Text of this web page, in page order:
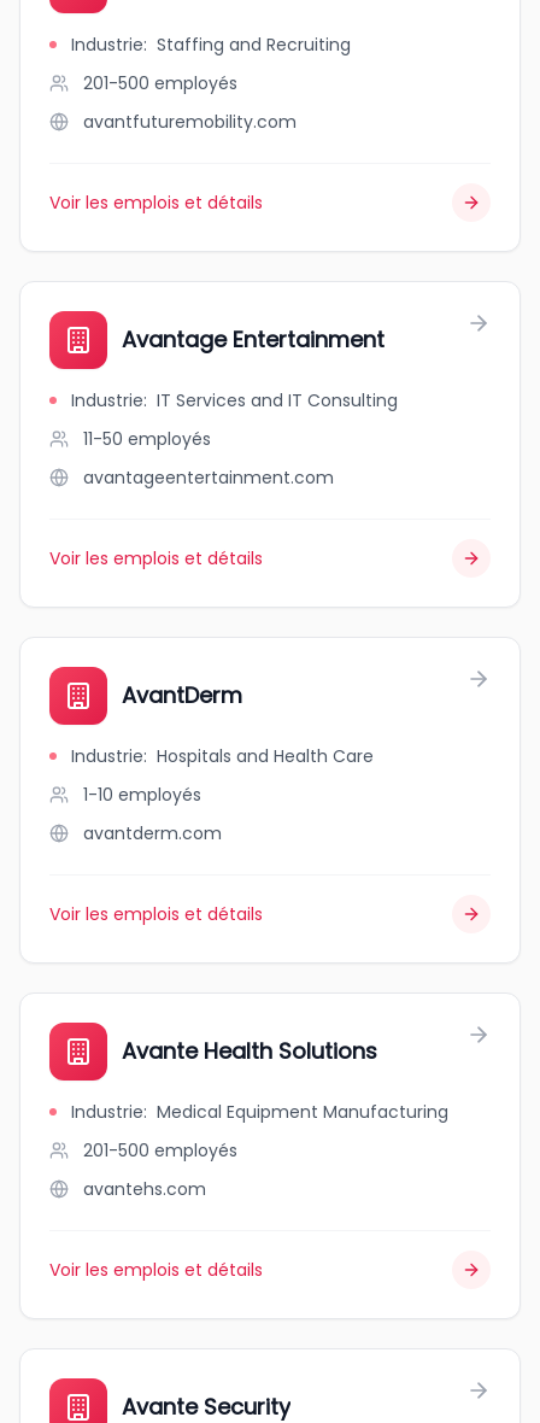
Industrie: Staffing and Recruiting
201-500 employés
avantfuturemobility.com
Voir les emplois et détails
Avantage Entertainment
Industrie: IT Services and IT Consulting
11-50 employés
avantageentertainment.com
Voir les emplois et détails
AvantDerm
Industrie: Hospitals and Health Care
1-10 employés
avantderm.com
Voir les emplois et détails
Avante Health Solutions
Industrie: Medical Equipment Manufacturing
201-500 employés
avantehs.com
Voir les emplois et détails
Avante Security